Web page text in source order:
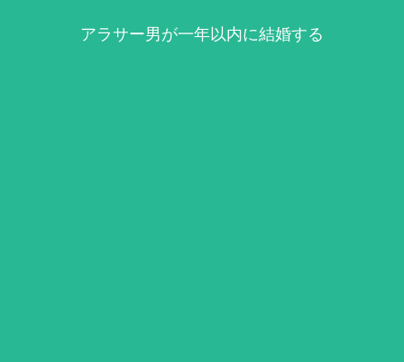
アラサー男が一年以内に結婚する